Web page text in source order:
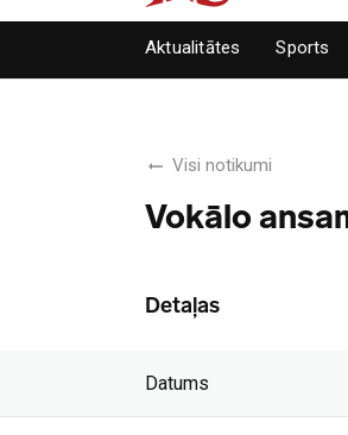
Aktualitātes Sports
Visi notikumi
Vokālo
Detaļas
Datums